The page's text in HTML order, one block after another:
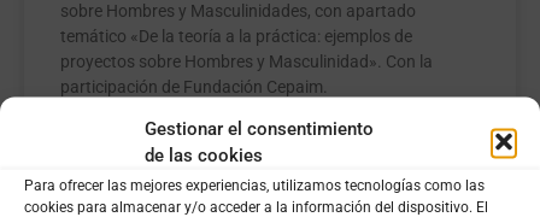
Gestionar el consentimiento
de las cookies
Para ofrecer las mejores experiencias, utilizamos tecnologías como las
cookies para almacenar y/o acceder a la información del dispositivo. El
sobre Hombres y Masculinidades, con apartado
temático «De la teoría a la práctica: ejemplos de
proyectos sobre Hombres y Masculinidad». Con la
participación de Fundación Cepaim.